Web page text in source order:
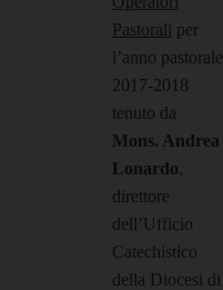
Pastorali per
l’anno pastorale
2017-2018
tenuto da
Mons. Andrea
Lonardo,
direttore
dell’Ufficio
Catechistico
della Diocesi di